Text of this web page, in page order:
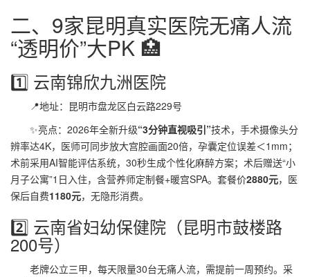
二、9家昆明真实医院无痛人流
“透明价”大PK 🏥
1️⃣ 云南锦欣九洲医院
📍地址：昆明市盘龙区白云路229号
✨亮点：2026年全新升级“3分钟直视吸引”技术，手术摄像头分
辨率达4K，医师可同步放大宫腔画面20倍，孕囊定位误差＜1mm；
术前采用AI智能评估系统，30秒生成个性化麻醉方案；术后赠送“小
月子公寓”1日入住，含营养师定制餐+暖宫SPA。套餐价2880元，医
保后自费1180元，无隐形消费。
2️⃣ 云南省妇幼保健院（昆明市鼓楼路
200号）
老牌公立三甲，每天限量30台无痛人流，需提前一周预约。采